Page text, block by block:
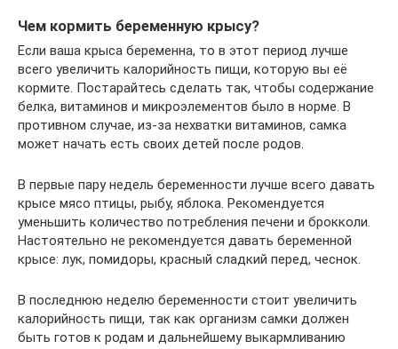
Чем кормить беременную крысу?
Если ваша крыса беременна, то в этот период лучше
всего увеличить калорийность пищи, которую вы её
кормите. Постарайтесь сделать так, чтобы содержание
белка, витаминов и микроэлементов было в норме. В
противном случае, из-за нехватки витаминов, самка
может начать есть своих детей после родов.
В первые пару недель беременности лучше всего давать
крысе мясо птицы, рыбу, яблока. Рекомендуется
уменьшить количество потребления печени и брокколи.
Настоятельно не рекомендуется давать беременной
крысе: лук, помидоры, красный сладкий перед, чеснок.
В последнюю неделю беременности стоит увеличить
калорийность пищи, так как организм самки должен
быть готов к родам и дальнейшему выкармливанию